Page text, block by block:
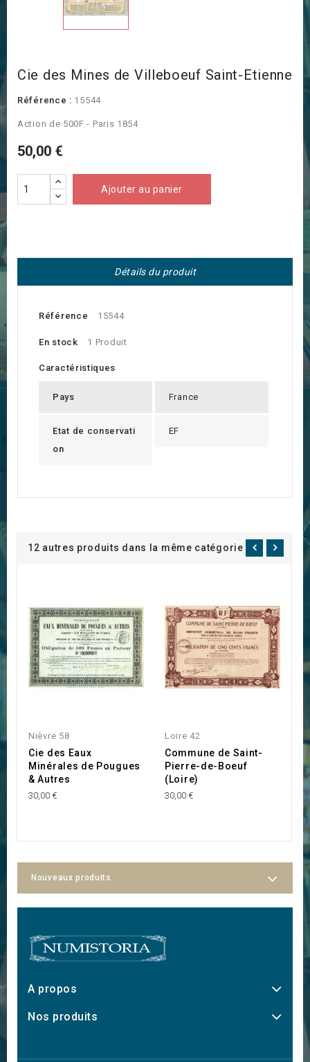
Cie des Mines de Villeboeuf Saint-Etienne
Référence : 15544
Action de 500F - Paris 1854
50,00 €
Ajouter au panier
Détails du produit
Référence 15544
En stock 1 Produit
Caractéristiques
Pays France
Etat de conservati
on
EF
12 autres produits dans la même catégorie :
Nièvre 58
Cie des Eaux
Minérales de Pougues
& Autres
30,00 €
Loire 42
Commune de Saint-
Pierre-de-Boeuf
(Loire)
30,00 €
Nouveaux produits
A propos
Nos produits